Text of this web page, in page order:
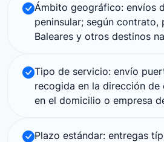
Ámbito geográfico: envíos
peninsular; según contrato,
Baleares y otros destinos
Tipo de servicio: envío
recogida en la dirección de
en el domicilio o empresa
Plazo estándar: entregas